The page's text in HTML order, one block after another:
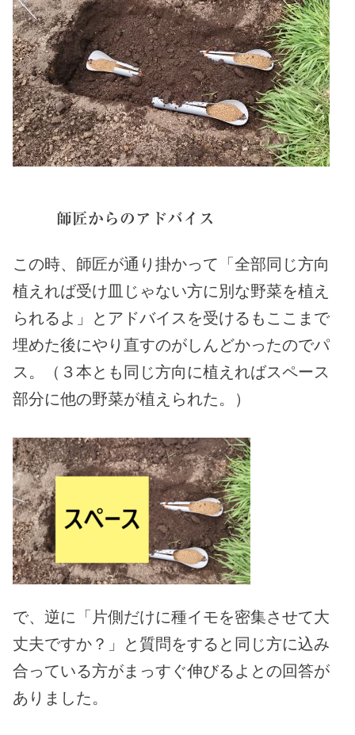
師匠からのアドバイス
この時、師匠が通り掛かって「全部同じ方向
植えれば受け皿じゃない方に別な野菜を植え
られるよ」とアドバイスを受けるもここまで
埋めた後にやり直すのがしんどかったのでパ
ス。（３本とも同じ方向に植えればスペース
部分に他の野菜が植えられた。）
で、逆に「片側だけに種イモを密集させて大
丈夫ですか？」と質問をすると同じ方に込み
合っている方がまっすぐ伸びるよとの回答が
ありました。